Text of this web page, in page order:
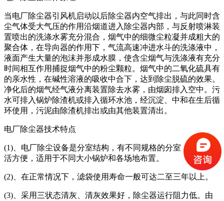
当电厂除尘器引风机启动以后除尘器内空气排出，与此同时含
尘气体受大气压的作用沿烟道进入除尘器内部，与反射喷淋装
置喷出的洗涤水雾充分混合，烟气中的细微尘粒凝并成粗大的
聚合体，在导向器的作用下，气流高速冲进水斗的洗涤液中，
液面产生大量的泡沫并形成水膜，使含尘烟气与洗涤液有充分
时间相互作用捕捉烟气中的粉尘颗粒。烟气中的二氧化硫具有
的亲水性，在碱性溶液的吸收中合下，达到除尘脱硫的效果。
净化后的烟气经气液分离装置除去水雾，由烟囱排入空中。污
水可排入锅炉除渣机或排入循环水池，经沉淀、中和在生后循
环使用，污泥由除渣机排出或由其他装置清出。
电厂除尘器技术特点
(1)、电厂除尘设备是分室结构，有不同规格的分室，组合灵
活方便，适用于不同大小锅炉和各场地布置。
(2)、在正常情况下，滤袋使用寿命一般可达二至三年以上。
(3)、采用三状态清灰、清灰效果好，除尘器运行阻力低。由